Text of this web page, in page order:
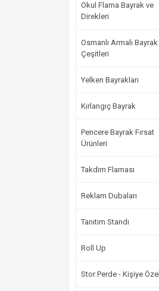
Okul Flama Bayrak ve
Direkleri
Osmanlı Armalı Bayrak
Çeşitleri
Yelken Bayrakları
Kırlangıç Bayrak
Pencere Bayrak Fırsat
Ürünleri
Takdim Flaması
Reklam Dubaları
Tanıtım Standı
Roll Up
Stor Perde - Kişiye Özel